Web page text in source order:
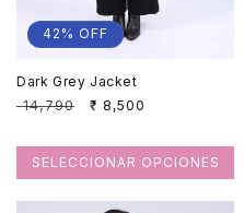
42% OFF
Dark Grey Jacket
Precio
₹ 14,790
Precio
oferta
₹ 8,500
SELECCIONAR OPCIONES